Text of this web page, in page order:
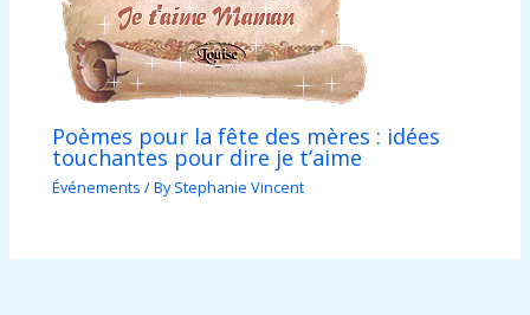
Poèmes pour la fête des mères : idées
touchantes pour dire je t’aime
Événements / ByStephanie Vincent